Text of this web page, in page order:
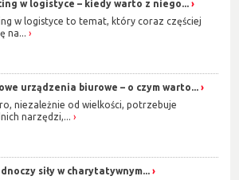
w logistyce – kiedy warto z niego...
w logistyce to temat, który coraz częściej
na...
urządzenia biurowe – o czym warto...
niezależnie od wielkości, potrzebuje
narzędzi,...
siły w charytatywnym...